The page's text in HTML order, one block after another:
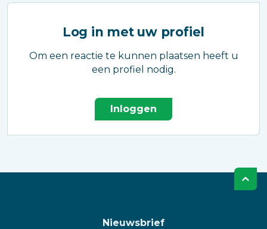
Log in met uw profiel
Om een reactie te kunnen plaatsen heeft u
een profiel nodig.
Inloggen
Nieuwsbrief